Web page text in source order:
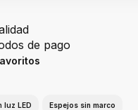
de pago
luz LED Espejos sin marco